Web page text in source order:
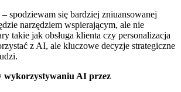
spodziewam się bardziej zniuansowanej
narzędziem wspierającym, ale nie
takie jak obsługa klienta czy personalizacja
z AI, ale kluczowe decyzje strategiczne
wykorzystywaniu AI przez